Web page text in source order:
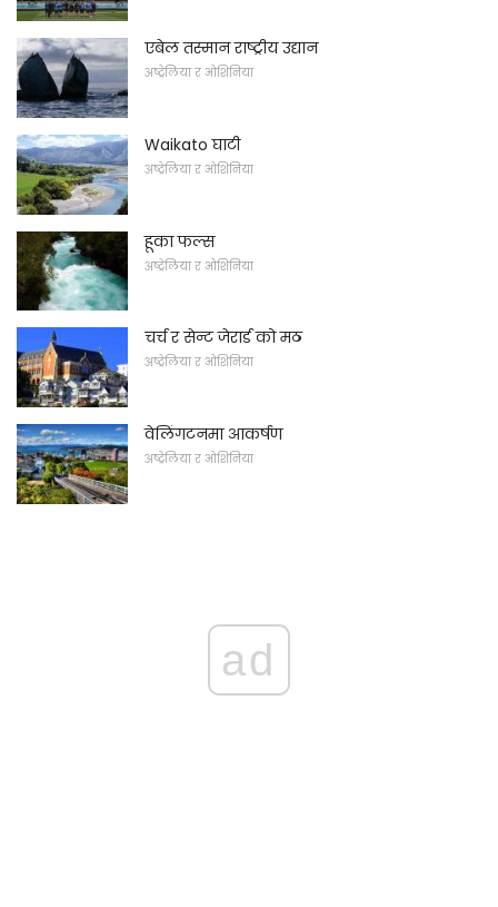
एबेल तस्मान राष्ट्रीय उद्यान
अष्ट्रेलिया र ओशिनिया
Waikato घाटी
अष्ट्रेलिया र ओशिनिया
हूका फल्स
अष्ट्रेलिया र ओशिनिया
चर्च र सेन्ट जेरार्ड को मठ
अष्ट्रेलिया र ओशिनिया
वेलिंगटनमा आकर्षण
अष्ट्रेलिया र ओशिनिया
ad